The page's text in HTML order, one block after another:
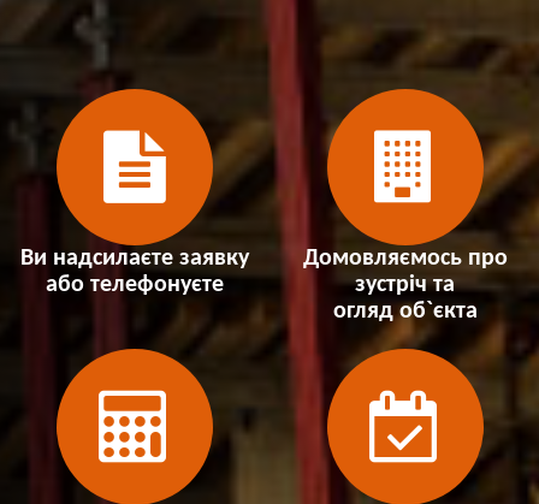
Ви надсилаєте заявку
або телефонуєте
Домовляємось про
зустріч та
огляд об`єкта